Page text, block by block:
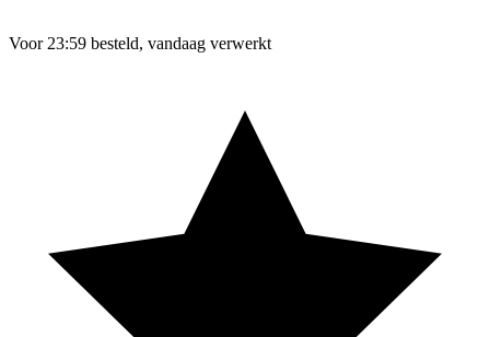
Voor 23:59 besteld, vandaag verwerkt